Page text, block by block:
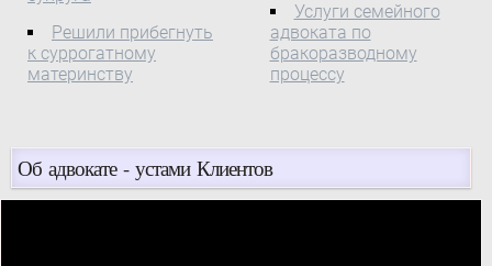
Решили прибегнуть
к суррогатному
материнству
Услуги семейного
адвоката по
бракоразводному
процессу
Об адвокате - устами Клиентов